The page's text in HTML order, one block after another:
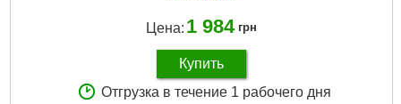
Цена: 1 984 грн
Купить
Отгрузка в течение 1 рабочего дня